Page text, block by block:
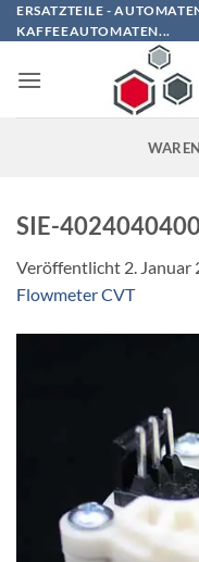
Zum
Inhalt
ERSATZTEILE -
KAFFEEAUTOMATEN...
SIE-
Veröffentlicht 2. Januar
Flowmeter CVT